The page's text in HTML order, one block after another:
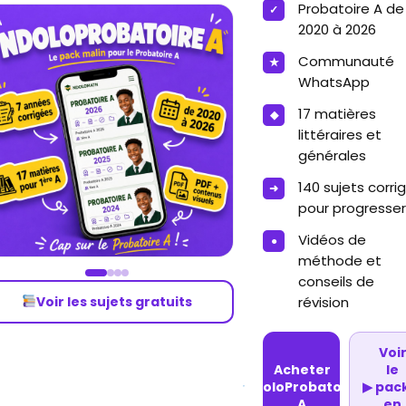
Voir les sujets gratuits
Probatoire A de
2020 à 2026
Communauté
WhatsApp
17 matières
littéraires et
générales
140 sujets
pour progresser
Vidéos de
méthode et
conseils de
révision
Acheter
NdoloProbatoire
▶
Voir
le